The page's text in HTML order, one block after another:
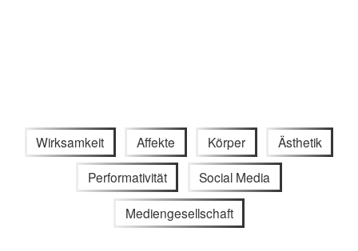
Wirksamkeit Affekte Körper Ästhetik
Performativität Social Media
Mediengesellschaft